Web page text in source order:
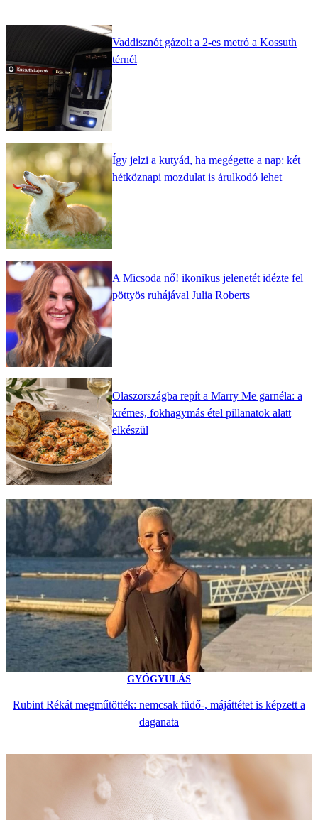
Vaddisznót gázolt a 2-es metró a Kossuth
térnél
Így jelzi a kutyád, ha megégette a nap: két
hétköznapi mozdulat is árulkodó lehet
A Micsoda nő! ikonikus jelenetét idézte fel
pöttyös ruhájával Julia Roberts
Olaszországba repít a Marry Me garnéla: a
krémes, fokhagymás étel pillanatok alatt
elkészül
GYÓGYULÁS
Rubint Rékát megműtötték: nemcsak tüdő-, májáttétet is képzett a
daganata